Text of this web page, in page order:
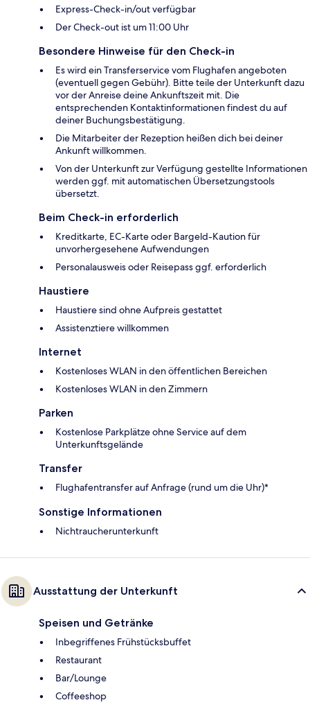
Express-Check-in/out verfügbar
Der Check-out ist um 11:00 Uhr
Besondere Hinweise für den Check-in
Es wird ein Transferservice vom Flughafen angeboten
(eventuell gegen Gebühr). Bitte teile der Unterkunft dazu
vor der Anreise deine Ankunftszeit mit. Die
entsprechenden Kontaktinformationen findest du auf
deiner Buchungsbestätigung.
Die Mitarbeiter der Rezeption heißen dich bei deiner
Ankunft willkommen.
Von der Unterkunft zur Verfügung gestellte Informationen
werden ggf. mit automatischen Übersetzungstools
übersetzt.
Beim Check-in erforderlich
Kreditkarte, EC-Karte oder Bargeld-Kaution für
unvorhergesehene Aufwendungen
Personalausweis oder Reisepass ggf. erforderlich
Haustiere
Haustiere sind ohne Aufpreis gestattet
Assistenztiere willkommen
Internet
Kostenloses WLAN in den öffentlichen Bereichen
Kostenloses WLAN in den Zimmern
Parken
Kostenlose Parkplätze ohne Service auf dem
Unterkunftsgelände
Transfer
Flughafentransfer auf Anfrage (rund um die Uhr)*
Sonstige Informationen
Nichtraucherunterkunft
Ausstattung der Unterkunft
Speisen und Getränke
Inbegriffenes Frühstücksbuffet
Restaurant
Bar/Lounge
Coffeeshop